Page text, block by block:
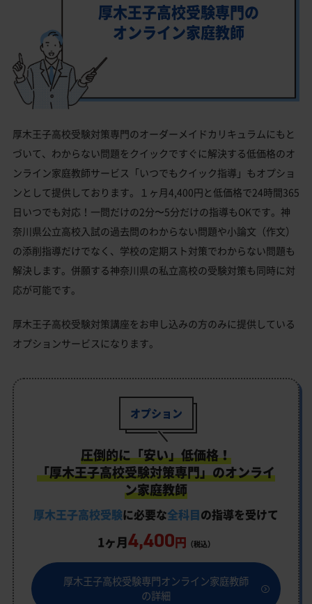
厚木王子高校受験専門の
オンライン家庭教師
厚木王子高校受験対策専門のオーダーメイドカリキュラムにもと
づいて、わからない問題をクイックですぐに解決する低価格のオ
ンライン家庭教師サービス「いつでもクイック指導」もオプショ
ンとして提供しております。１ヶ月4,400円と低価格で24時間365
日いつでも対応！一問だけの2分〜5分だけの指導もOKです。神
奈川県公立高校入試の過去問のわからない問題や小論文（作文）
の添削指導だけでなく、学校の定期スト対策でわからない問題も
解決します。併願する神奈川県の私立高校の受験対策も同時に対
応が可能です。
厚木王子高校受験対策講座をお申し込みの方のみに提供している
オプションサービスになります。
オプション
圧倒的に「安い」低価格！
「厚木王子高校受験対策専門」のオンライ
ン家庭教師
厚木王子高校受験に必要な全科目の指導を受けて
1ヶ月4,400円 （税込）
厚木王子高校受験専門オンライン家庭教師
の詳細